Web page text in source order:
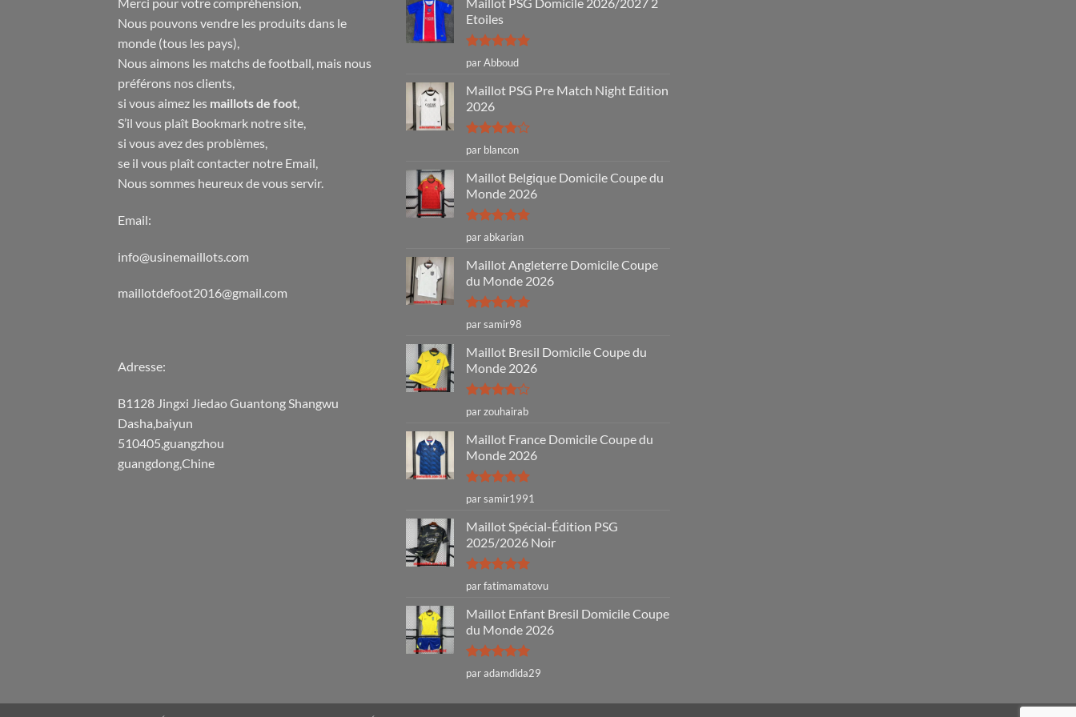
Nous pouvons vendre les produits dans le
monde (tous les pays),
Nous aimons les matchs de football, mais nous
préférons nos clients,
si vous aimez les maillots de foot,
S’il vous plaît Bookmark notre site,
si vous avez des problèmes,
se il vous plaît contacter notre Email,
Nous sommes heureux de vous servir.
Email:
info@usinemaillots.com
maillotdefoot2016@gmail.com
Adresse:
B1128 Jingxi Jiedao Guantong Shangwu
Dasha,baiyun
510405,guangzhou
guangdong,Chine
Etoiles
Note5sur
5
par Abboud
Maillot PSG Pre Match Night Edition
2026
Note4
sur 5
par blancon
Maillot Belgique Domicile Coupe du
Monde 2026
Note5sur
5
par abkarian
Maillot Angleterre Domicile Coupe
du Monde 2026
Note5sur
5
par samir98
Maillot Bresil Domicile Coupe du
Monde 2026
Note4
sur 5
par zouhairab
Maillot France Domicile Coupe du
Monde 2026
Note5sur
5
par samir1991
Maillot Spécial-Édition PSG
2025/2026 Noir
Note5sur
5
par fatimamatovu
Maillot Enfant Bresil Domicile Coupe
du Monde 2026
Note5sur
5
par adamdida29